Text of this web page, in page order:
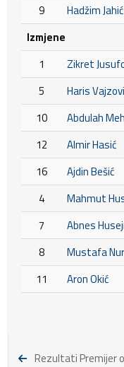
9
Hadžim Jahić
Izmjene
1
Zikret
5
Haris
10 Abdulah
12
Almir Hasić
16
Ajdin Bešić
4
Mahmut
7 Abnes
8
Mustafa
11
Aron Okić
Rezultati Premijer